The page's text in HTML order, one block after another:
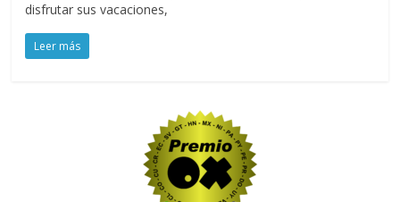
disfrutar sus vacaciones,
Leer más